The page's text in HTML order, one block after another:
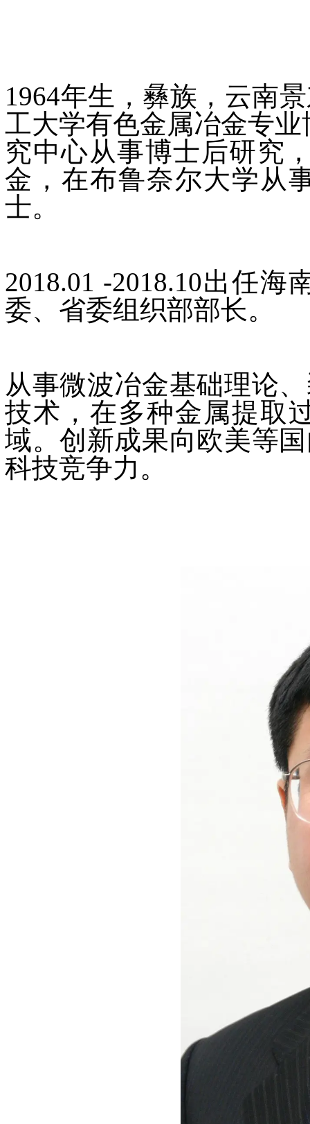
1964年生，彝族，云南
工大学有色金属冶金专
究中心从事博士后研究
金，在布鲁奈尔大学从
士。
2018.01 -2018.10出任
委、省委组织部部长。
从事微波冶金基础理论
技术，在多种金属提取
域。创新成果向欧美等
科技竞争力。